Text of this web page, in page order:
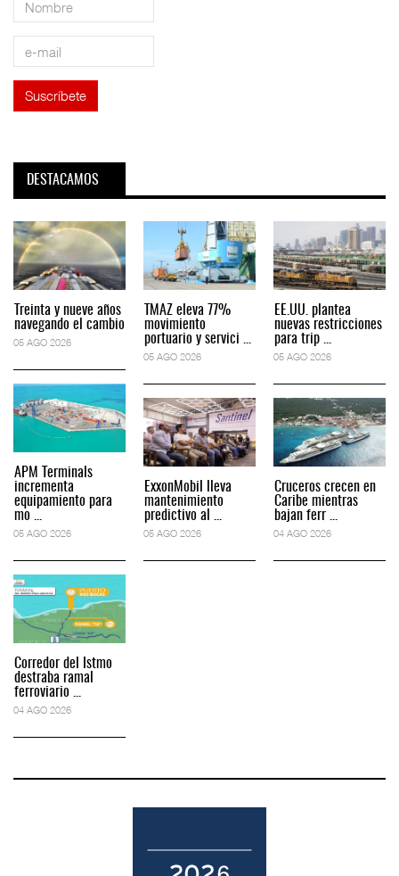
DESTACAMOS
Treinta y nueve años
navegando el cambio
05 AGO 2026
APM Terminals
incrementa
equipamiento para
mo ...
05 AGO 2026
Corredor del Istmo
destraba ramal
ferroviario ...
04 AGO 2026
TMAZ eleva 77%
movimiento
portuario y servici ...
05 AGO 2026
ExxonMobil lleva
mantenimiento
predictivo al ...
05 AGO 2026
EE.UU. plantea
nuevas restricciones
para trip ...
05 AGO 2026
Cruceros crecen en
Caribe mientras
bajan ferr ...
04 AGO 2026